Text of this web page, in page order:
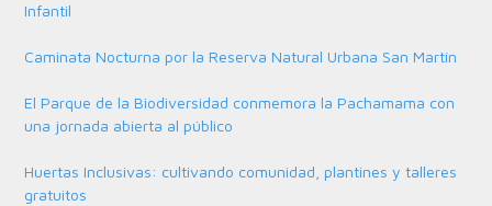
Infantil
Caminata Nocturna por la Reserva Natural Urbana San Martín
El Parque de la Biodiversidad conmemora la Pachamama con
una jornada abierta al público
Huertas Inclusivas: cultivando comunidad, plantines y talleres
gratuitos